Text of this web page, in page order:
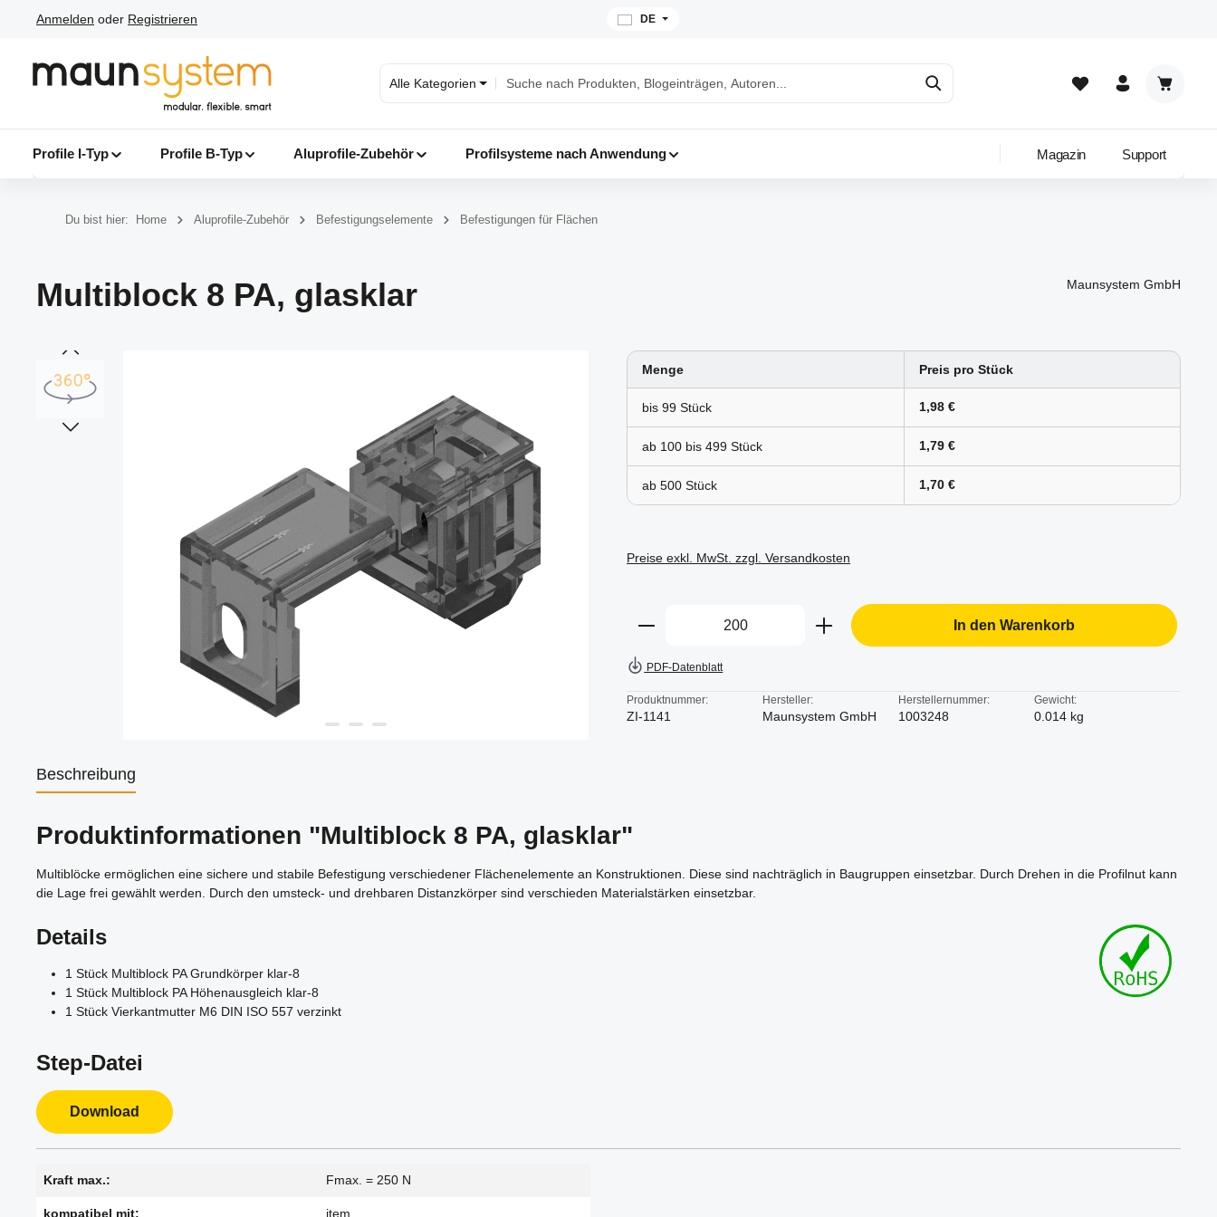
Hauptinhalt springen
Zur Suche springen
Zur Hauptnavigation springen
Anmelden oder Registrieren DE
Alle Kategorien
Profile I-Typ Profile B-Typ Aluprofile-Zubehör Profilsysteme nach Anwendung Magazin Support
Du bist hier: Home Aluprofile-Zubehör Befestigungselemente Befestigungen für Flächen
Multiblock 8 PA, glasklar Maunsystem GmbH
Menge Preis pro Stück
bis 99 1,98 €
ab 100 bis 499 1,79 €
ab 500 1,70 €
Preise exkl. MwSt. zzgl. Versandkosten
Produkt Anzahl: Gib den gewünschten Wert ein oder
In den Warenkorb
PDF-Datenblatt
Produktnummer:
ZI-1141
Hersteller:
Maunsystem GmbH
Herstellernummer:
1003248
Gewicht:
0.014 kg
Beschreibung
Produktinformationen "Multiblock 8 PA, glasklar"
Multiblöcke ermöglichen eine sichere und stabile Befestigung verschiedener Flächenelemente an Konstruktionen. Diese sind nachträglich in Baugruppen einsetzbar. Durch Drehen in die Profilnut kann
die Lage frei gewählt werden. Durch den umsteck- und drehbaren Distanzkörper sind verschieden Materialstärken einsetzbar.
Details
1 Stück Multiblock PA Grundkörper klar-8
1 Stück Multiblock PA Höhenausgleich klar-8
1 Stück Vierkantmutter M6 DIN ISO 557 verzinkt
Step-Datei
Download
Kraft max.: Fmax. = 250 N
kompatibel mit: item